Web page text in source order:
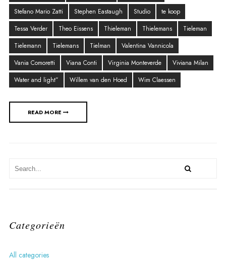
Stefano Mario Zatti
Stephen Eastaugh Studio
te koop
Tessa Verder
Theo Eissens Thieleman Thielemans
Tieleman
Tielemann
Tielemans Tielman
Valentina Vannicola
Vania Comoretti
Viana Conti Virginia Monteverde
Viviana Milan
Water and light”
Willem van den Hoed Wim Claessen
READ MORE
Categorieën
All categories